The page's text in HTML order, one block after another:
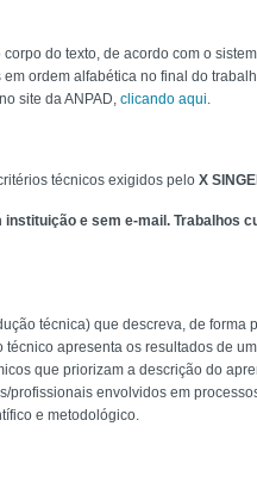
do texto, de acordo com o
ordem alfabética no final do
site da ANPAD, clicando aqui.
técnicos exigidos pelo X
e sem e-mail. Trabalhos
técnica) que descreva, de
apresenta os resultados de
que priorizam a descrição do
envolvidos em
e metodológico.